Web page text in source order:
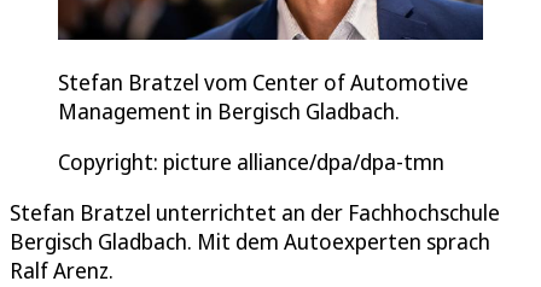
Stefan Bratzel vom Center of Automotive
Management in Bergisch Gladbach.
Copyright: picture alliance/dpa/dpa-tmn
Stefan Bratzel unterrichtet an der Fachhochschule
Bergisch Gladbach. Mit dem Autoexperten sprach
Ralf Arenz.